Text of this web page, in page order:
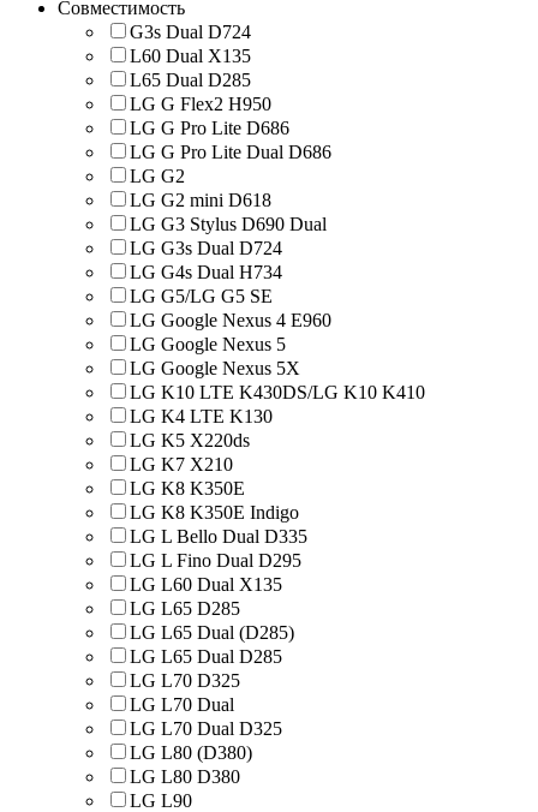
Совместимость
G3s Dual D724
L60 Dual X135
L65 Dual D285
LG G Flex2 H950
LG G Pro Lite D686
LG G Pro Lite Dual D686
LG G2
LG G2 mini D618
LG G3 Stylus D690 Dual
LG G3s Dual D724
LG G4s Dual H734
LG G5/LG G5 SE
LG Google Nexus 4 E960
LG Google Nexus 5
LG Google Nexus 5X
LG K10 LTE K430DS/LG K10 K410
LG K4 LTE K130
LG K5 X220ds
LG K7 X210
LG K8 K350E
LG K8 K350E Indigo
LG L Bello Dual D335
LG L Fino Dual D295
LG L60 Dual X135
LG L65 D285
LG L65 Dual (D285)
LG L65 Dual D285
LG L70 D325
LG L70 Dual
LG L70 Dual D325
LG L80 (D380)
LG L80 D380
LG L90